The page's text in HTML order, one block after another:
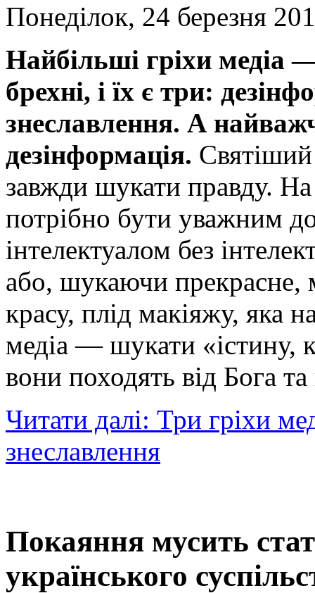
Понеділок, 24 березня
Найбільші гріхи медіа
брехні, і їх є три:
знеславлення. А
дезінформація. Святіший
завжди шукати правду.
потрібно бути уважним
інтелектуалом без
або, шукаючи
красу, плід макіяжу, яка
медіа — шукати «істину,
вони походять від Бога
Читати далі: Три гріхи
знеславлення
Покаяння мусить
українського